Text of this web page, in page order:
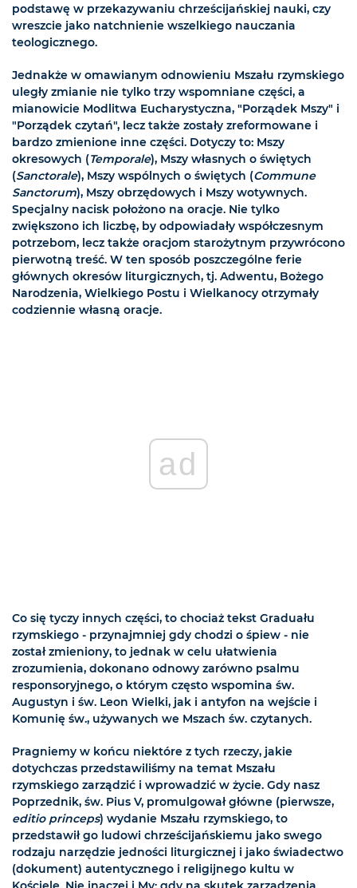
podstawę w przekazywaniu chrześcijańskiej nauki, czy
wreszcie jako natchnienie wszelkiego nauczania
teologicznego.
Jednakże w omawianym odnowieniu Mszału rzymskiego
uległy zmianie nie tylko trzy wspomniane części, a
mianowicie Modlitwa Eucharystyczna, "Porządek Mszy" i
"Porządek czytań", lecz także zostały zreformowane i
bardzo zmienione inne części. Dotyczy to: Mszy
okresowych (Temporale), Mszy własnych o świętych
(Sanctorale), Mszy wspólnych o świętych (Commune
Sanctorum), Mszy obrzędowych i Mszy wotywnych.
Specjalny nacisk położono na oracje. Nie tylko
zwiększono ich liczbę, by odpowiadały współczesnym
potrzebom, lecz także oracjom starożytnym przywrócono
pierwotną treść. W ten sposób poszczególne ferie
głównych okresów liturgicznych, tj. Adwentu, Bożego
Narodzenia, Wielkiego Postu i Wielkanocy otrzymały
codziennie własną oracje.
ad
Co się tyczy innych części, to chociaż tekst Graduału
rzymskiego - przynajmniej gdy chodzi o śpiew - nie
został zmieniony, to jednak w celu ułatwienia
zrozumienia, dokonano odnowy zarówno psalmu
responsoryjnego, o którym często wspomina św.
Augustyn i św. Leon Wielki, jak i antyfon na wejście i
Komunię św., używanych we Mszach św. czytanych.
Pragniemy w końcu niektóre z tych rzeczy, jakie
dotychczas przedstawiliśmy na temat Mszału
rzymskiego zarządzić i wprowadzić w życie. Gdy nasz
Poprzednik, św. Pius V, promulgował główne (pierwsze,
editio princeps) wydanie Mszału rzymskiego, to
przedstawił go ludowi chrześcijańskiemu jako swego
rodzaju narzędzie jedności liturgicznej i jako świadectwo
(dokument) autentycznego i religijnego kultu w